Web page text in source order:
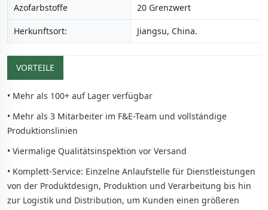
Azofarbstoffe 20 Grenzwert
Herkunftsort: Jiangsu, China.
VORTEILE
• Mehr als 100+ auf Lager verfügbar
• Mehr als 3 Mitarbeiter im F&E-Team und vollständige
Produktionslinien
• Viermalige Qualitätsinspektion vor Versand
• Komplett-Service: Einzelne Anlaufstelle für Dienstleistungen
von der Produktdesign, Produktion und Verarbeitung bis hin
zur Logistik und Distribution, um Kunden einen größeren